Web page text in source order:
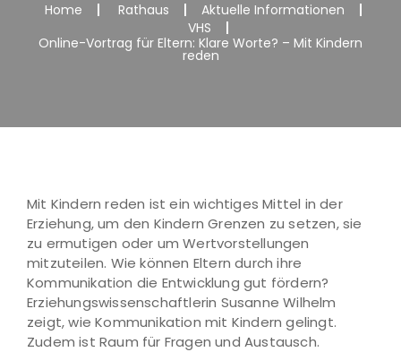
Home Rathaus
Aktuelle Informationen
VHS
Online-Vortrag für Eltern: Klare Worte? – Mit Kindern
reden
Mit Kindern reden ist ein wichtiges Mittel in der
Erziehung, um den Kindern Grenzen zu setzen, sie
zu ermutigen oder um Wertvorstellungen
mitzuteilen. Wie können Eltern durch ihre
Kommunikation die Entwicklung gut fördern?
Erziehungswissenschaftlerin Susanne Wilhelm
zeigt, wie Kommunikation mit Kindern gelingt.
Zudem ist Raum für Fragen und Austausch.